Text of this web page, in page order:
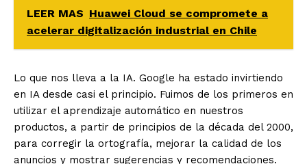
LEER MAS Huawei Cloud se compromete a
acelerar digitalización industrial en Chile
Lo que nos lleva a la IA. Google ha estado invirtiendo
en IA desde casi el principio. Fuimos de los primeros en
utilizar el aprendizaje automático en nuestros
productos, a partir de principios de la década del 2000,
para corregir la ortografía, mejorar la calidad de los
anuncios y mostrar sugerencias y recomendaciones.